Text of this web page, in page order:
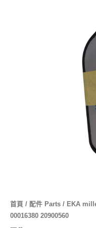
首頁 / 配件 Parts / EKA
00016380 20900560